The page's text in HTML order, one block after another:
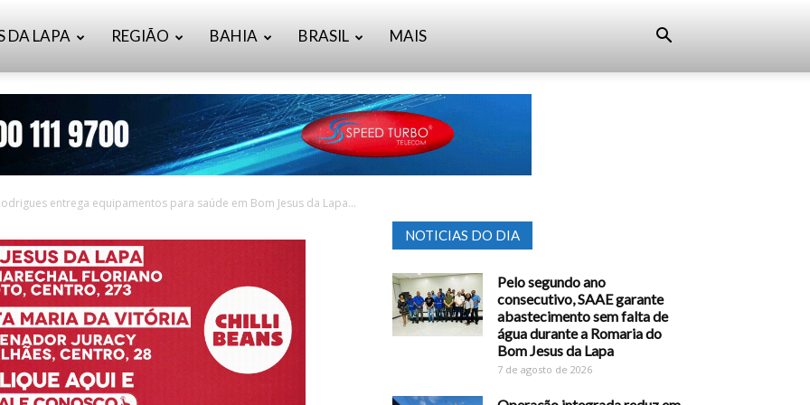
DA LAPA REGIÃO BAHIA BRASIL MAIS
entrega equipamentos para saúde em Bom Jesus da Lapa...
NOTICIAS DO DIA
Pelo segundo ano
consecutivo, SAAE garante
abastecimento sem falta de
água durante a Romaria do
Bom Jesus da Lapa
7 de agosto de 2026